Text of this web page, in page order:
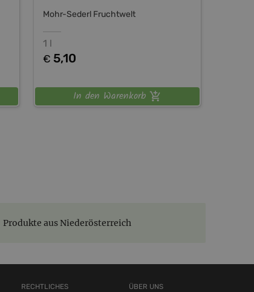
Mohr-Sederl Fruchtwelt
1 l
€ 5,10
In den Warenkorb
Produkte aus Niederösterreich
RECHTLICHES ÜBER UNS